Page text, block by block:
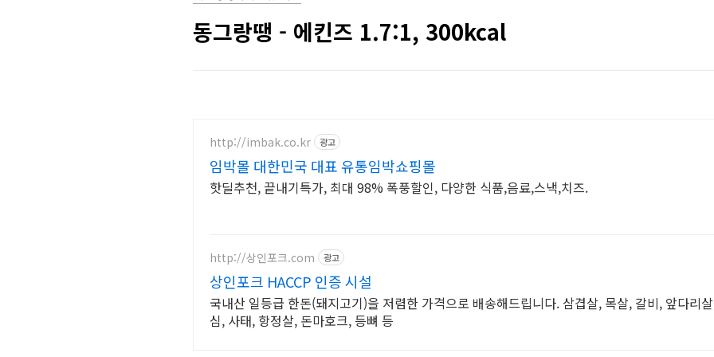
동그랑땡 - 에킨즈 1.7:1, 300kcal
http://imbak.co.kr 광고
임박몰 대한민국 대표 유통임박쇼핑몰
핫딜추천, 끝내기특가, 최대 98% 폭풍할인, 다양한 식품,음료,스낵,치즈.
http://상인포크.com 광고
상인포크 HACCP 인증 시설
국내산 일등급 한돈(돼지고기)을 저렴한 가격으로 배송해드립니다. 삼겹살, 목살, 갈비, 앞다리
심, 사태, 항정살, 돈마호크, 등뼈 등